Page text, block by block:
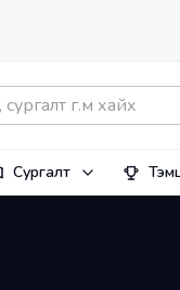
Сургалт